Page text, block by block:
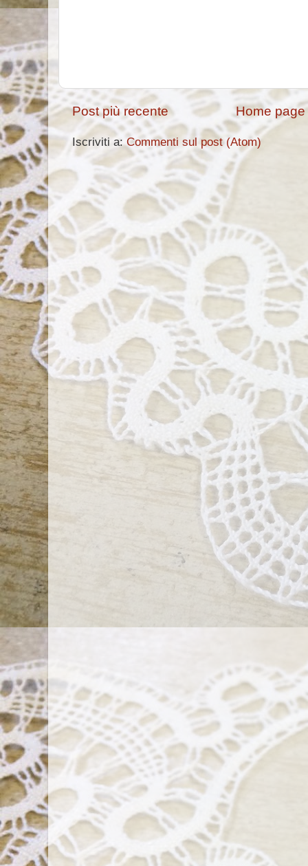
Post più recente Home page
Iscriviti a:Commenti sul post (Atom)